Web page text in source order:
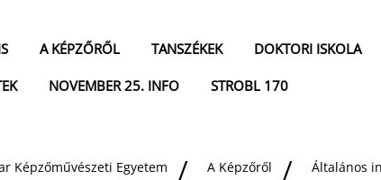
A KÉPZŐRŐL TANSZÉKEK DOKTORI ISKOLA
NOVEMBER 25. INFO STROBL 170
Képzőművészeti Egyetem A Képzőről Általános